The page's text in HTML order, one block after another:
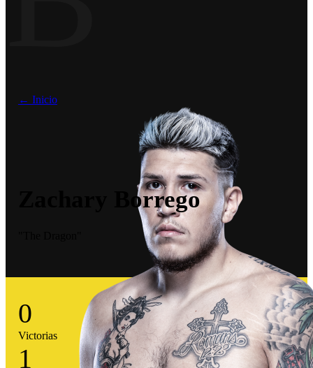
← Inicio
Zachary Borrego
0
Victorias
1